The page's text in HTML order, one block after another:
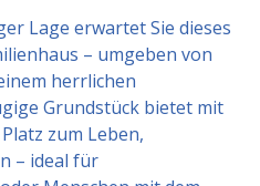
Lage erwartet Sie dieses
– umgeben von
herrlichen
Grundstück bietet mit
zum Leben,
– ideal für